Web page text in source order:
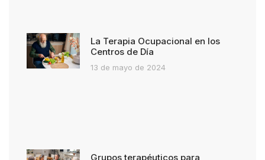
La Terapia Ocupacional en los
Centros de Día
13 de mayo de 2024
Grupos terapéuticos para